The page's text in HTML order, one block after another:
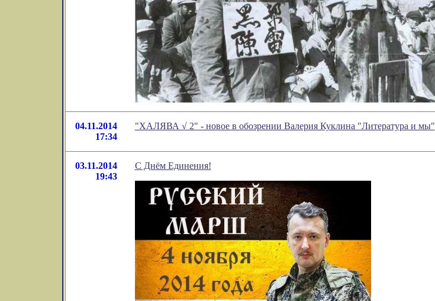
04.11.2014
17:34
"ХАЛЯВА √ 2" - новое в обозрении Валерия Куклина "Литература и мы"
03.11.2014
19:43
С Днём Единения!